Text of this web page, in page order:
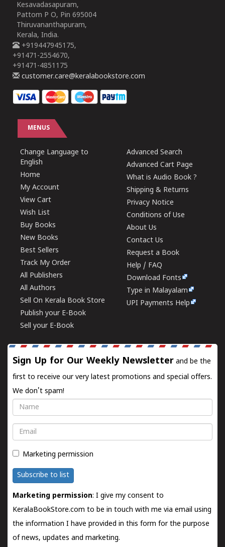
Kesavadasapuram,
Pattom P O, Pin 695004
Thiruvananthapuram,
Kerala, India.
+919447945175,
+91471-2554670,
+91471-4851175
customer.care@keralabookstore.com
MENUS
Change Language to
English
Home
My Account
View Cart
Wish List
Buy Books
New Books
Best Sellers
Track My Order
All Publishers
All Authors
Sell On Kerala Book Store
Publish your E-Book
Sell your E-Book
Advanced Search
Advanced Cart Page
What is Audio Book ?
Shipping & Returns
Privacy Notice
Conditions of Use
About Us
Contact Us
Request a Book
Help / FAQ
Download Fonts
Type in Malayalam
UPI Payments Help
Sign Up for Our Weekly Newsletter and be the
first to receive our very latest promotions and special offers.
We don't spam!
Name
Email
Marketing permission
Subscribe to list
Marketing permission: I give my consent to
KeralaBookStore.com to be in touch with me via email using
the information I have provided in this form for the purpose
of news, updates and marketing.